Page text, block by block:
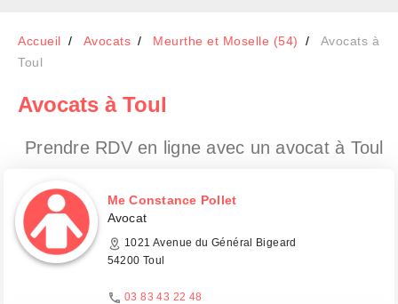
Accueil Avocats Meurthe et Moselle (54)
Avocats à
Toul
Avocats à Toul
Prendre RDV en ligne avec un avocat à Toul
Me Constance Pollet
Avocat
1021 Avenue du Général Bigeard
54200 Toul
03 83 43 22 48